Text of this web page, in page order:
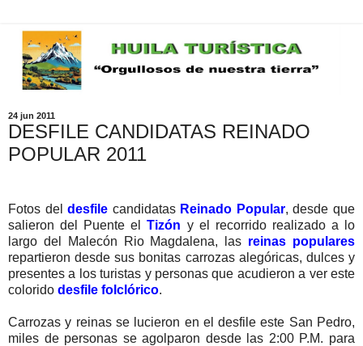
24 jun 2011
DESFILE CANDIDATAS REINADO
POPULAR 2011
Fotos deldesfile candidatas Reinado Popular, desde que
salieron del Puente elTizón y el recorrido realizado a lo
largo del Malecón Rio Magdalena, las reinas populares
repartieron desde sus bonitas carrozas alegóricas, dulces y
presentes a los turistas y personas que acudieron a ver este
colorido desfile folclórico.
Carrozas y reinas se lucieron en el desfile este San Pedro,
miles de personas se agolparon desde las 2:00 P.M. para